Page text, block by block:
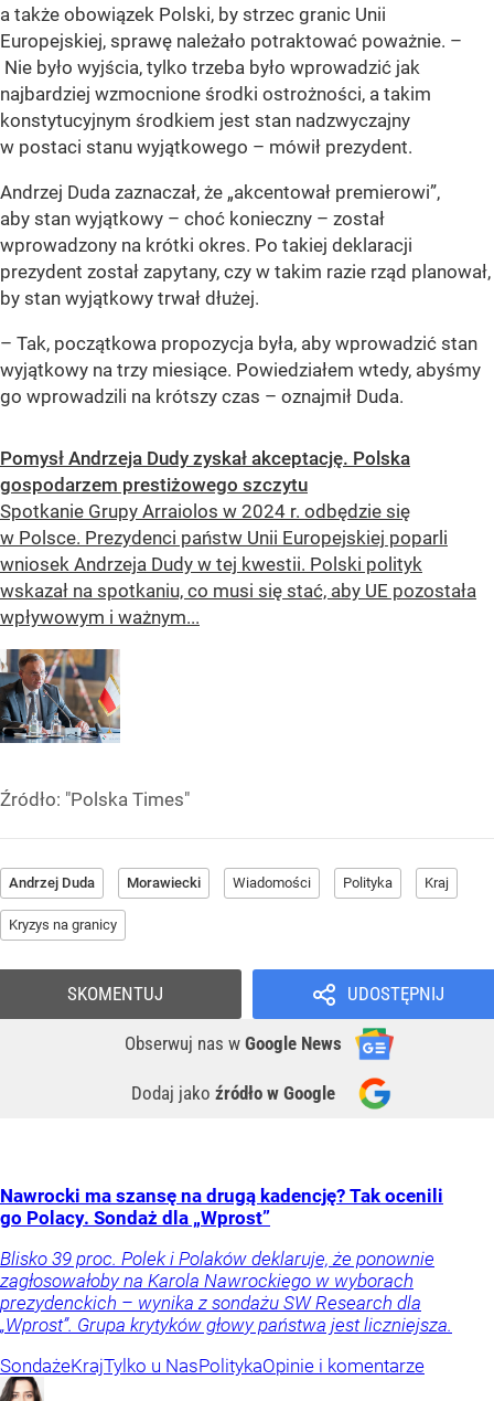
a także obowiązek Polski, by strzec granic Unii
Europejskiej, sprawę należało potraktować poważnie. –
Nie było wyjścia, tylko trzeba było wprowadzić jak
najbardziej wzmocnione środki ostrożności, a takim
konstytucyjnym środkiem jest stan nadzwyczajny
w postaci stanu wyjątkowego – mówił prezydent.
Andrzej Duda zaznaczał, że „akcentował premierowi”,
aby stan wyjątkowy – choć konieczny – został
wprowadzony na krótki okres. Po takiej deklaracji
prezydent został zapytany, czy w takim razie rząd planował,
by stan wyjątkowy trwał dłużej.
– Tak, początkowa propozycja była, aby wprowadzić stan
wyjątkowy na trzy miesiące. Powiedziałem wtedy, abyśmy
go wprowadzili na krótszy czas – oznajmił Duda.
Pomysł Andrzeja Dudy zyskał akceptację. Polska
gospodarzem prestiżowego szczytu
Spotkanie Grupy Arraiolos w 2024 r. odbędzie się
w Polsce. Prezydenci państw Unii Europejskiej poparli
wniosek Andrzeja Dudy w tej kwestii. Polski polityk
wskazał na spotkaniu, co musi się stać, aby UE pozostała
wpływowym i ważnym...
Źródło: "Polska Times"
Andrzej Duda Morawiecki Wiadomości Polityka Kraj
Kryzys na granicy
UDOSTĘPNIJ
Obserwuj nas w Google News
Dodaj jako źródło w Google
SKOMENTUJ
Nawrocki ma szansę na drugą kadencję? Tak ocenili
go Polacy. Sondaż dla „Wprost”
Blisko 39 proc. Polek i Polaków deklaruje, że ponownie
zagłosowałoby na Karola Nawrockiego w wyborach
prezydenckich – wynika z sondażu SW Research dla
„Wprost”. Grupa krytyków głowy państwa jest liczniejsza.
SondażeKrajTylko u NasPolitykaOpinie i komentarze